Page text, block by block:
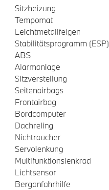
Sitzheizung
Tempomat
Leichtmetallfelgen
Stabilitätsprogramm (ESP)
ABS
Alarmanlage
Sitzverstellung
Seitenairbags
Frontairbag
Bordcomputer
Dachreling
Nichtraucher
Servolenkung
Multifunktionslenkrad
Lichtsensor
Berganfahrhilfe